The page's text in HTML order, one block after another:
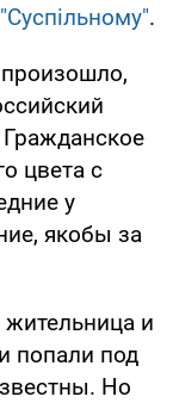
"Суспільному".
цвета с
у
якобы за
и
попали под
Но